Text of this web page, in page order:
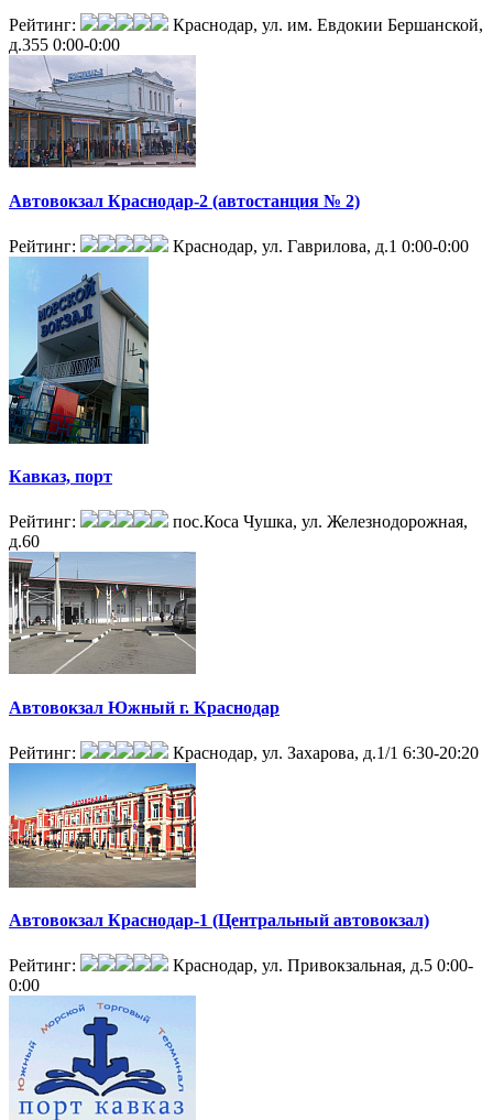
Рейтинг:
Краснодар, ул. им. Евдокии Бершанской,
д.355 0:00-0:00
Автовокзал Краснодар-2 (автостанция № 2)
Рейтинг: Краснодар, ул. Гаврилова, д.1 0:00-0:00
Кавказ, порт
Рейтинг:
пос.Коса Чушка, ул. Железнодорожная,
д.60
Автовокзал Южный г. Краснодар
Рейтинг: Краснодар, ул. Захарова, д.1/1 6:30-20:20
Автовокзал Краснодар-1 (Центральный автовокзал)
Рейтинг: Краснодар, ул. Привокзальная, д.5 0:00-
0:00